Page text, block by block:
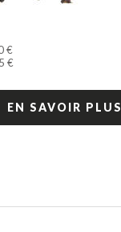
€
€
EN SAVOIR PLUS